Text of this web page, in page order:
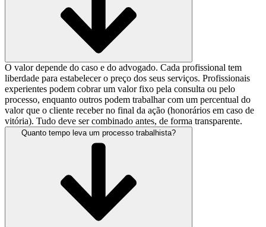
O valor depende do caso e do advogado. Cada profissional tem
liberdade para estabelecer o preço dos seus serviços. Profissionais
experientes podem cobrar um valor fixo pela consulta ou pelo
processo, enquanto outros podem trabalhar com um percentual do
valor que o cliente receber no final da ação (honorários em caso de
vitória). Tudo deve ser combinado antes, de forma transparente.
Quanto tempo leva um processo trabalhista?